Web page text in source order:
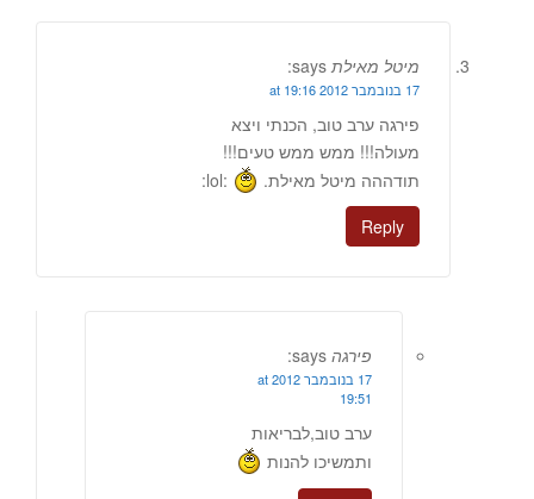
מיטל מאילת says:
17 בנובמבר 2012 at 19:16
פירגה ערב טוב, הכנתי ויצא
מעולה!!! ממש ממש טעים!!!
תודההה מיטל מאילת.
:lol:
Reply
פירגה says:
17 בנובמבר 2012 at
19:51
ערב טוב,לבריאות
ותמשיכו להנות